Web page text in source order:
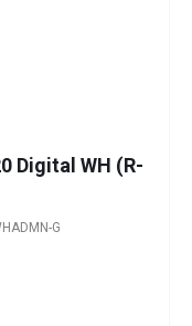
Digital WH (R-
G